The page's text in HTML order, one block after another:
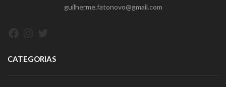
guilherme.fatonovo@gmail.com
CATEGORIAS